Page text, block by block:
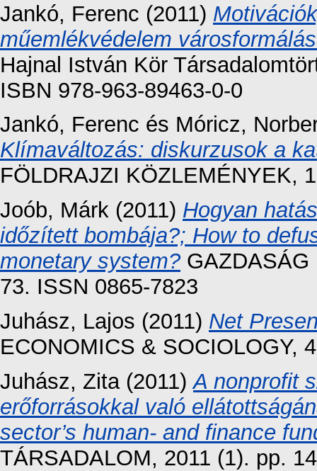
Jankó, Ferenc (2011)
műemlékvédelem
Hajnal István Kör
ISBN 978-963-89463-0-0
Jankó, Ferenc és Móricz,
Klímaváltozás: diskurzusok a
FÖLDRAJZI KÖZLEMÉNYEK,
Joób, Márk (2011) Hogyan
időzített bombája?; How to
monetary system?GAZDASÁG
73. ISSN 0865-7823
Juhász, Lajos (2011) Net
ECONOMICS & SOCIOLOGY,
Juhász, Zita(2011)A nonprofit
erőforrásokkal való
sector’s human- and finance
TÁRSADALOM, 2011 (1). pp.